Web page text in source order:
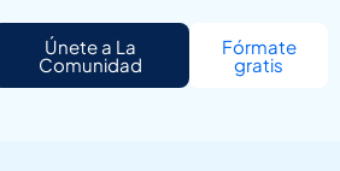
Únete a La
Comunidad
Fórmate
gratis